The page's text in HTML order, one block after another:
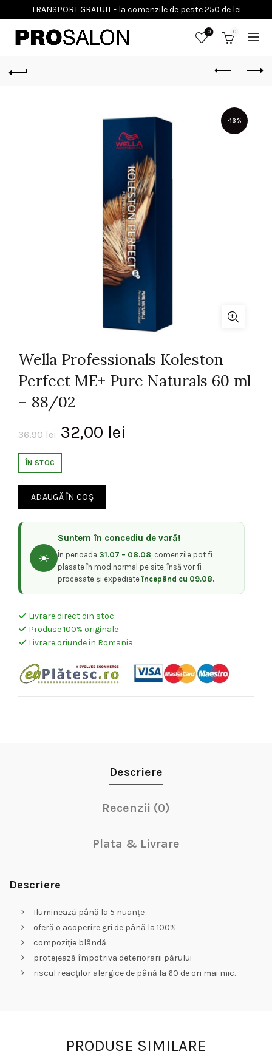
0 0
-13%
Wella Professionals Koleston
Perfect ME+ Pure Naturals 60 ml
– 88/02
36,90lei Prețul
inițial
a
fost:
36,90 lei.
32,00 lei
ÎN STOC
ADAUGĂ ÎN COȘ
☀️
Suntem în concediu de vară!
În perioada 31.07 – 08.08, comenzile pot fi
plasate în mod normal pe site, însă vor fi
procesate și expediateîncepând cu 09.08.
Livrare direct din stoc
Produse 100% originale
Livrare oriunde in Romania
Descriere
Recenzii (0)
Plata & Livrare
Descriere
Iluminează până la 5 nuanțe
oferă o acoperire gri de până la 100%
compoziție blândă
protejează împotriva deteriorarii părului
riscul reacților alergice de până la 60 de ori mai mic.
PRODUSE SIMILARE